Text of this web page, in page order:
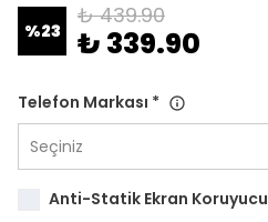
%23
₺ 439.90
₺ 339.90
Telefon Markası *
Seçiniz
Anti-Statik Ekran Koruyucu